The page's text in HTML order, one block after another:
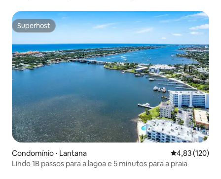
Superhost
Superhost
Condomínio ⋅ Lantana 4,83 de uma
4,83 (120)
Lindo 1B passos para a lagoa e 5 minutos para a praia